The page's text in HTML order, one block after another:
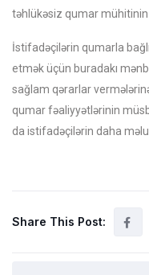
təhlükəsiz qumar mühitinin
İstifadəçilərin qumarla
etmək üçün buradakı
sağlam qərarlar
qumar fəaliyyətlərinin
da istifadəçilərin daha
Share This Post: